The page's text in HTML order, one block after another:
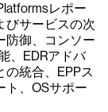
レポー
びサービスの次
防御、コンソー
、EDRアドバ
の統合、EPPス
ト、OSサポー